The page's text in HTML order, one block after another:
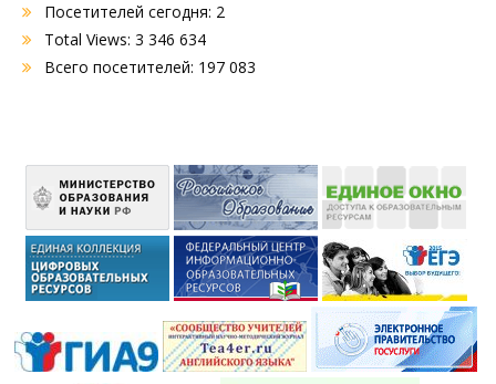
Посетителей сегодня: 2
Total Views: 3 346 634
Всего посетителей: 197 083